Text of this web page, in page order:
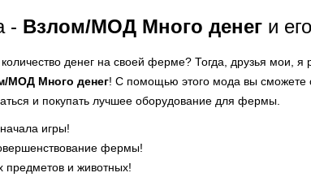
- Взлом/МОД Много денег и
денег на своей ферме? Тогда, друзья
МОД Много денег! С помощью этого мода вы сможете
и покупать лучшее оборудование для фермы.
игры!
фермы!
предметов и животных!